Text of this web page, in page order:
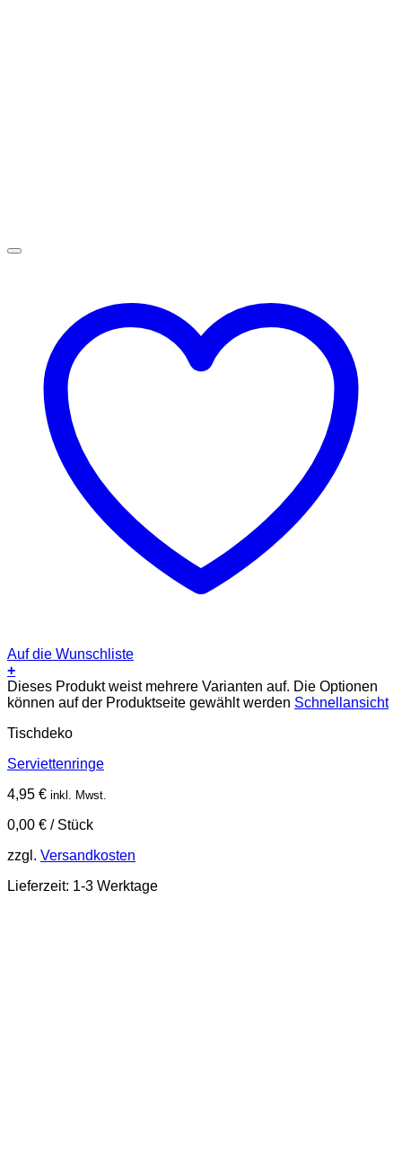
Auf die Wunschliste
+
Dieses Produkt weist mehrere Varianten auf. Die Optionen
können auf der Produktseite gewählt werden Schnellansicht
Tischdeko
Serviettenringe
4,95 € inkl. Mwst.
0,00 € / Stück
zzgl. Versandkosten
Lieferzeit: 1-3 Werktage